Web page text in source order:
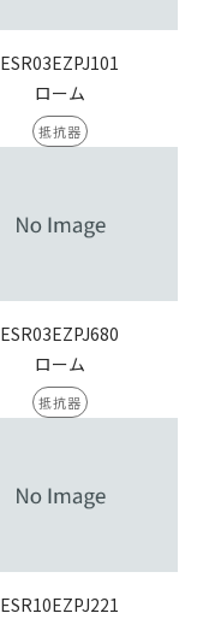
ESR03EZPJ101
ローム
抵抗器
ESR03EZPJ680
ローム
抵抗器
ESR10EZPJ221